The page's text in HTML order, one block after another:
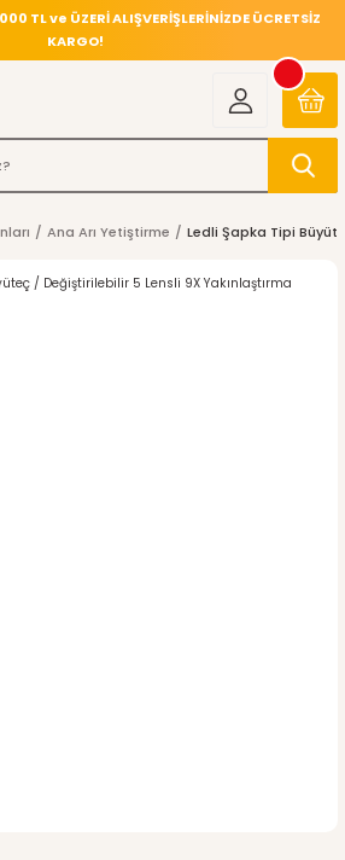
TL ve ÜZERİ ALIŞVERİŞLERİNİZDE ÜCRETSİZ
KARGO!
Ana Arı Yetiştirme Ledli Şapka Tipi